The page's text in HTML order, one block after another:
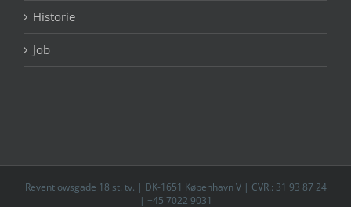
Historie
Job
Reventlowsgade 18 st. tv. | DK-1651 København V | CVR.: 31 93 87 24
| +45 7022 9031